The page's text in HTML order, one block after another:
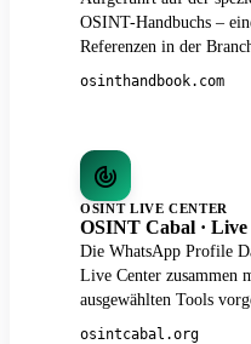
OSINT-Handbuchs –
Referenzen in der
osinthandbook.com
OSINT LIVE CENTER
OSINT Cabal ·
Die WhatsApp Profile
Live Center zusammen
ausgewählten Tools
osintcabal.org